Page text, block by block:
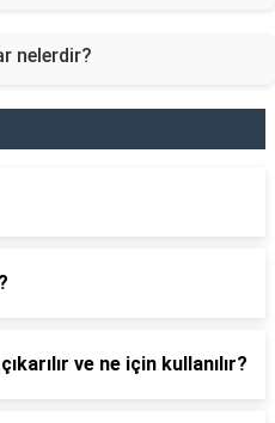
nelerdir?
ve ne için kullanılır?